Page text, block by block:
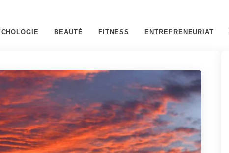
BEAUTÉ FITNESS ENTREPRENEURIAT